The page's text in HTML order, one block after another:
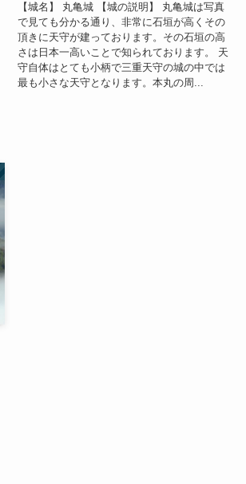
【城名】 丸亀城 【城の説明】 丸亀城は写真
で見ても分かる通り、非常に石垣が高くその
頂きに天守が建っております。その石垣の高
さは日本一高いことで知られております。 天
守自体はとても小柄で三重天守の城の中では
最も小さな天守となります。本丸の周...